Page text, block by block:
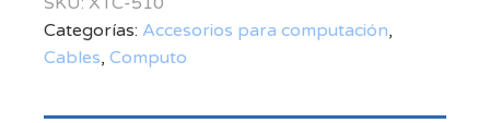
Categorías: Accesorios para computación,
Cables, Computo